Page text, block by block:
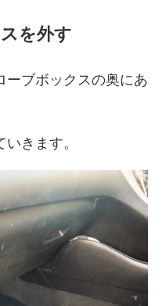
を外す
ーブボックスの奥にあ
きます。